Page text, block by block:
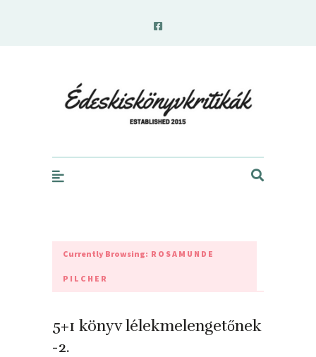
Currently Browsing: ROSAMUNDE
PILCHER
5+1 könyv lélekmelengetőnek
-2.